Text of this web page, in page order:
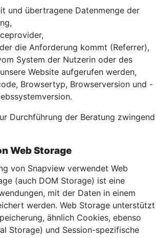
und übertragene Datenmenge der
die Anforderung kommt (Referrer),
System der Nutzerin oder des
Website aufgerufen werden,
Browsertyp, Browserversion und -
Durchführung der Beratung zwingend
Web Storage
von Snapview verwendet Web
(auch DOM Storage) ist eine
mit der Daten in einem
werden. Web Storage unterstützt
ähnlich Cookies, ebenso
Storage) und Session-spezifische